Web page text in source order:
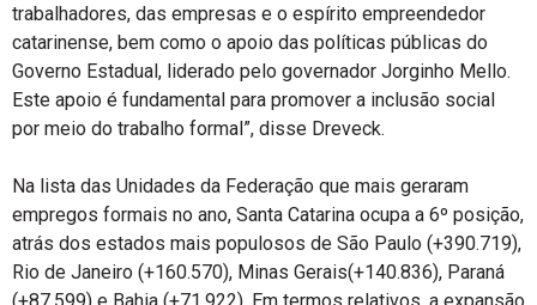
trabalhadores, das empresas e o espírito empreendedor
catarinense, bem como o apoio das políticas públicas do
Governo Estadual, liderado pelo governador Jorginho Mello.
Este apoio é fundamental para promover a inclusão social
por meio do trabalho formal”, disse Dreveck.
Na lista das Unidades da Federação que mais geraram
empregos formais no ano, Santa Catarina ocupa a 6º posição,
atrás dos estados mais populosos de São Paulo (+390.719),
Rio de Janeiro (+160.570), Minas Gerais(+140.836), Paraná
(+87.599) e Bahia (+71.922). Em termos relativos, a expansão